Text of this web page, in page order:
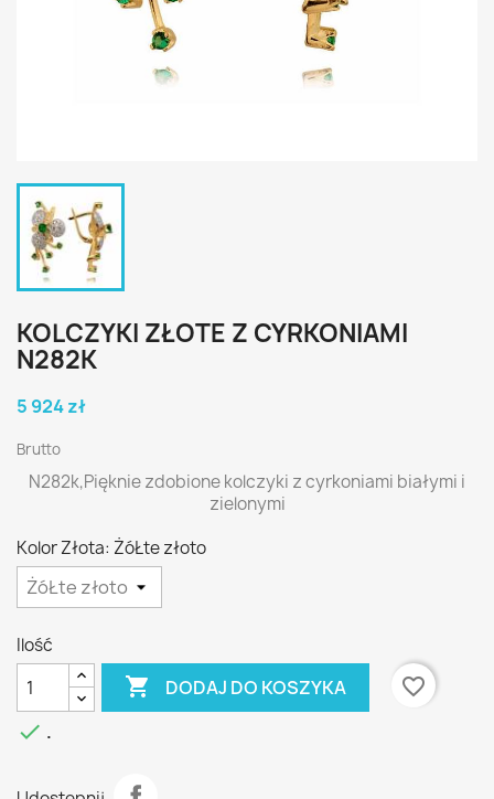
KOLCZYKI ZŁOTE Z CYRKONIAMI
N282K
5 924 zł
Brutto
N282k,Pięknie zdobione kolczyki z cyrkoniami białymi i
zielonymi
Kolor Złota: ŻóŁte złoto
Ilość
 DODAJ DO KOSZYKA
favorite_border
 .